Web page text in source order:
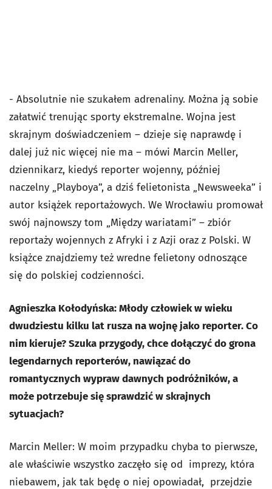
- Absolutnie nie szukałem adrenaliny. Można ją sobie
załatwić trenując sporty ekstremalne. Wojna jest
skrajnym doświadczeniem – dzieje się naprawdę i
dalej już nic więcej nie ma – mówi Marcin Meller,
dziennikarz, kiedyś reporter wojenny, później
naczelny „Playboya”, a dziś felietonista „Newsweeka” i
autor książek reportażowych. We Wrocławiu promował
swój najnowszy tom „Między wariatami” – zbiór
reportaży wojennych z Afryki i z Azji oraz z Polski. W
książce znajdziemy też wredne felietony odnoszące
się do polskiej codzienności.
Agnieszka Kołodyńska: Młody człowiek w wieku
dwudziestu kilku lat rusza na wojnę jako reporter. Co
nim kieruje? Szuka przygody, chce dołączyć do grona
legendarnych reporterów, nawiązać do
romantycznych wypraw dawnych podróżników, a
może potrzebuje się sprawdzić w skrajnych
sytuacjach?
Marcin Meller: W moim przypadku chyba to pierwsze,
ale właściwie wszystko zaczęło się od imprezy, która
niebawem, jak tak będę o niej opowiadał, przejdzie